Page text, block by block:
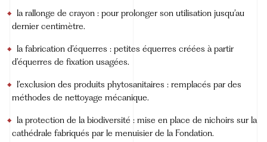
la rallonge de crayon : pour prolonger son utilisation jusqu’au
dernier centimètre.
la fabrication d’équerres : petites équerres créées à partir
d’équerres de fixation usagées.
l’exclusion des produits phytosanitaires : remplacés par des
méthodes de nettoyage mécanique.
la protection de la biodiversité : mise en place de nichoirs sur la
cathédrale fabriqués par le menuisier de la Fondation.